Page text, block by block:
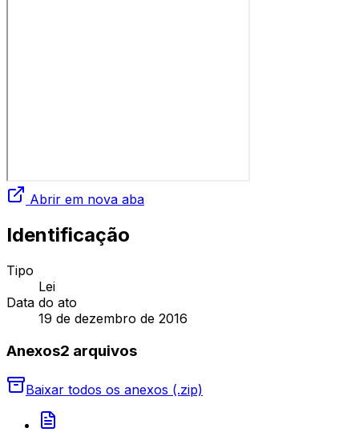
Abrir em nova aba
Identificação
Tipo
Lei
Data do ato
19 de dezembro de 2016
Anexos2 arquivos
Baixar todos os anexos (.zip)